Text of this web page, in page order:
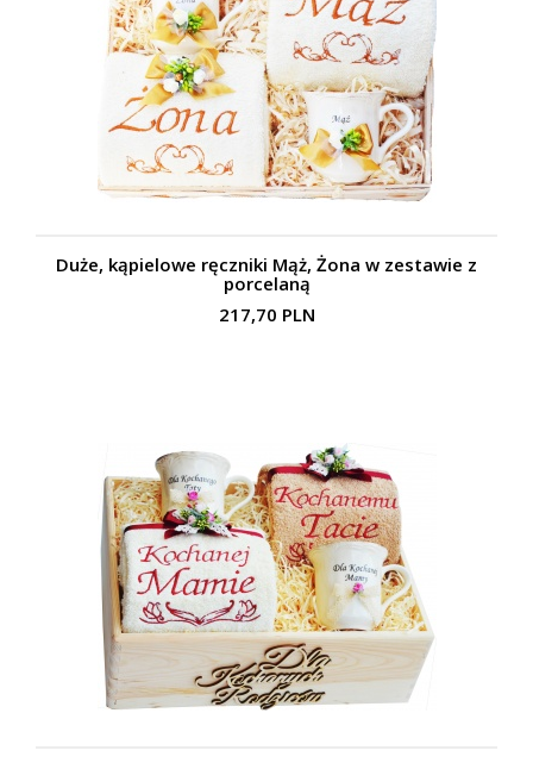
Duże, kąpielowe ręczniki Mąż, Żona w zestawie z
porcelaną
217,70 PLN